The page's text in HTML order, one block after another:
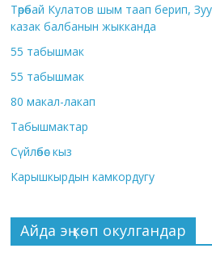
Төрөбай Кулатов шым таап берип,
казак балбанын жыкканда
55 табышмак
55 табышмак
80 макал-лакап
Табышмактар
Сүйлөбөс кыз
Карышкырдын камкордугу
Айда эң көп окулгандар